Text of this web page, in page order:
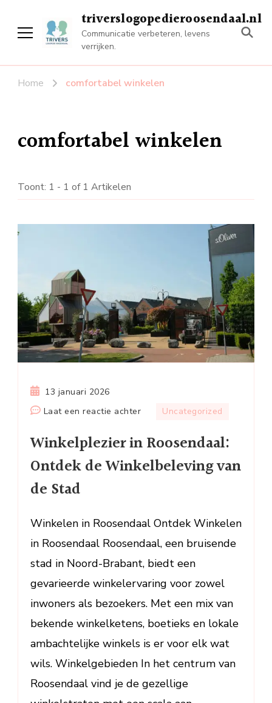
triverslogopedieroosendaal.nl
Communicatie verbeteren, levens
verrijken.
Home comfortabel winkelen
comfortabel winkelen
Toont: 1 - 1 of 1 Artikelen
13 januari 2026
Laat een reactie achterop
in
Roosendaal:
Ontdek
van
de
Uncategorized
Winkelplezier in Roosendaal:
Ontdek de Winkelbeleving van
de Stad
Winkelen in Roosendaal Ontdek Winkelen
in Roosendaal Roosendaal, een bruisende
stad in Noord-Brabant, biedt een
gevarieerde winkelervaring voor zowel
inwoners als bezoekers. Met een mix van
bekende winkelketens, boetieks en lokale
ambachtelijke winkels is er voor elk wat
wils. Winkelgebieden In het centrum van
Roosendaal vind je de gezellige